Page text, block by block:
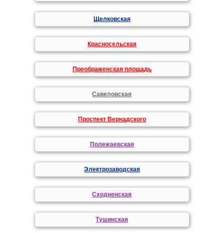
Щелковская
Красносельская
Преображенская площадь
Савеловская
Проспект Вернадского
Полежаевская
Электрозаводская
Сходненская
Тушинская